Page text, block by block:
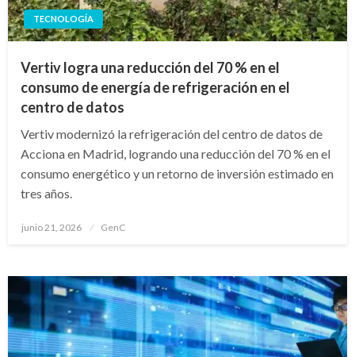
TECNOLOGÍA
Vertiv logra una reducción del 70 % en el
consumo de energía de refrigeración en el
centro de datos
Vertiv modernizó la refrigeración del centro de datos de
Acciona en Madrid, logrando una reducción del 70 % en el
consumo energético y un retorno de inversión estimado en
tres años.
Publicado
junio 21, 2026 GenC